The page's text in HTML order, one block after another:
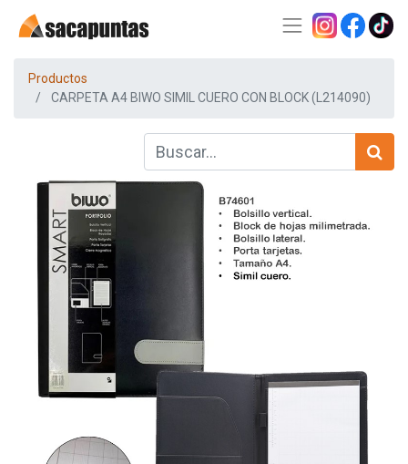
Productos
CARPETA A4 BIWO SIMIL CUERO CON BLOCK (L214090)